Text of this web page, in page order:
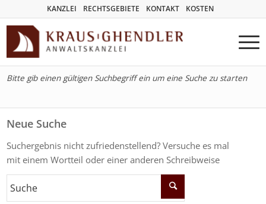
KANZLEI RECHTSGEBIETE KONTAKT KOSTEN
Bitte gib einen gültigen Suchbegriff ein um eine Suche zu starten
Neue Suche
Suchergebnis nicht zufriedenstellend? Versuche es mal
mit einem Wortteil oder einer anderen Schreibweise